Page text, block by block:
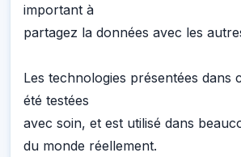
important à
partagez la données avec les
Les technologies présentées dans
été testées
avec soin, et est utilisé dans
du monde réellement.